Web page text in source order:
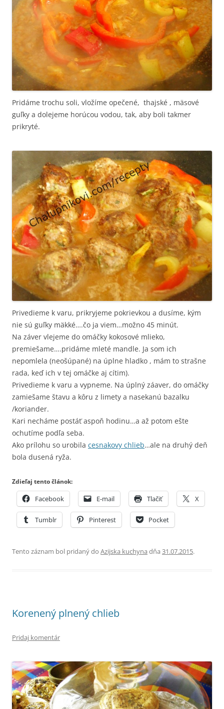
Pridáme trochu soli, vložíme opečené, thajské , mäsové
guľky a dolejeme horúcou vodou, tak, aby boli takmer
prikryté.
Privedieme k varu, prikryjeme pokrievkou a dusíme, kým
nie sú guľky mäkké….čo ja viem…možno 45 minút.
Na záver vlejeme do omáčky kokosové mlieko,
premiešame….pridáme mleté mandle. Ja som ich
nepomlela (neošúpané) na úplne hladko , mám to strašne
rada, keď ich v tej omáčke aj cítim).
Privedieme k varu a vypneme. Na úplný záaver, do omáčky
zamiešame štavu a kôru z limety a nasekanú bazalku
/koriander.
Kari necháme postáť aspoň hodinu…a až potom ešte
ochutíme podľa seba.
Ako prílohu so urobila cesnakovy chlieb…ale na druhý deň
bola dusená ryža.
Zdieľaj tento článok:
Facebook E-mail Tlačiť X
Tumblr Pinterest Pocket
Tento záznam bol pridaný do Azijska kuchyna dňa 31.07.2015.
Korenený plnený chlieb
Pridaj komentár